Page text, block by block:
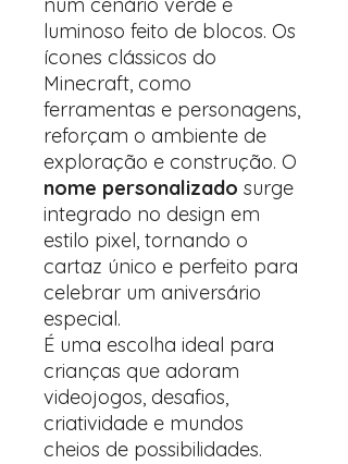
luminoso feito de blocos. Os
ícones clássicos do
Minecraft, como
ferramentas e personagens,
reforçam o ambiente de
exploração e construção. O
nome personalizado surge
integrado no design em
estilo pixel, tornando o
cartaz único e perfeito para
celebrar um aniversário
especial.
É uma escolha ideal para
crianças que adoram
videojogos, desafios,
criatividade e mundos
cheios de possibilidades.